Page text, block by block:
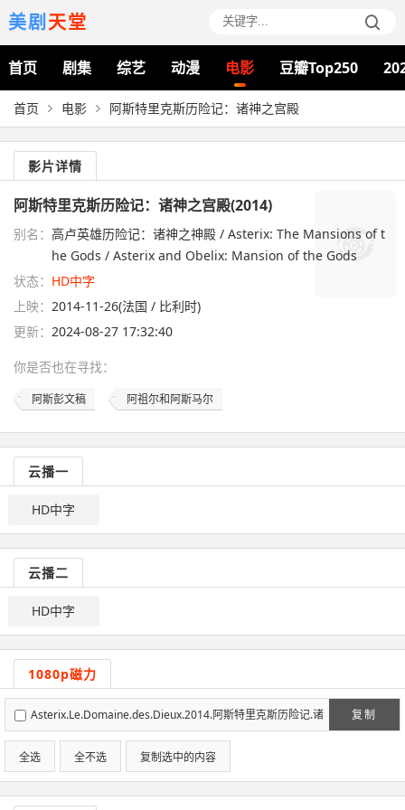
美剧天堂
首页 剧集 综艺 动漫 电影 豆瓣Top250
首页 电影 阿斯特里克斯历险记：诸神之宫殿
影片详情
阿斯特里克斯历险记：诸神之宫殿(2014)
别名： 高卢英雄历险记：诸神之神殿 / Asterix: The Mansions of t
he Gods / Asterix and Obelix: Mansion of the Gods
状态： HD中字
上映： 2014-11-26(法国 / 比利时)
更新： 2024-08-27 17:32:40
你是否也在寻找：
阿斯彭文稿 阿祖尔和阿斯马尔
云播一
HD中字
云播二
HD中字
1080p磁力
复制
Asterix.Le.Domaine.des.Dieux.2014.阿斯特里克斯历险记.诸
神之宫殿.720p.Chi_Fre.ZMZ-BD-MP4.mp4
全选 全不选 复制选中的内容